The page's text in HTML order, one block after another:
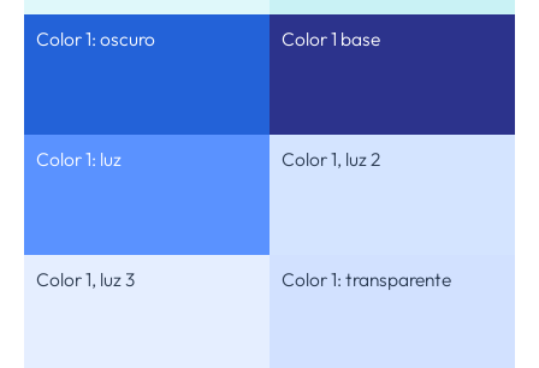
Color 1: oscuro Color 1 base
Color 1: luz Color 1, luz 2
Color 1, luz 3 Color 1: transparente